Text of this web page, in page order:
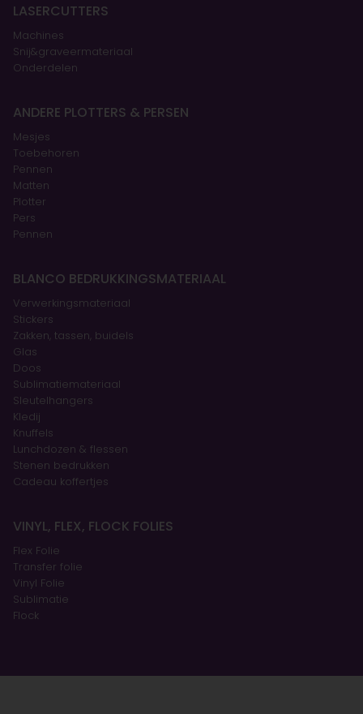
LASERCUTTERS
Machines
Snij&graveermateriaal
Onderdelen
ANDERE PLOTTERS & PERSEN
Mesjes
Toebehoren
Pennen
Matten
Plotter
Pers
Pennen
BLANCO BEDRUKKINGSMATERIAAL
Verwerkingsmateriaal
Stickers
Zakken, tassen, buidels
Glas
Doos
Sublimatiemateriaal
Sleutelhangers
Kledij
Knuffels
Lunchdozen & flessen
Stenen bedrukken
Cadeau koffertjes
VINYL, FLEX, FLOCK FOLIES
Flex Folie
Transfer folie
Vinyl Folie
Sublimatie
Flock